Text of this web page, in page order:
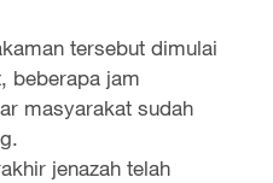
tersebut dimulai
beberapa jam
masyarakat sudah
jenazah telah